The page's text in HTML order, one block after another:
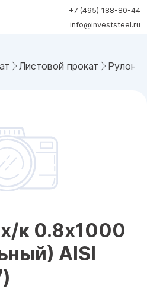
+7 (495) 188-80-44
info@investsteel.ru
Листовой прокат
к 0.8х1000
AISI